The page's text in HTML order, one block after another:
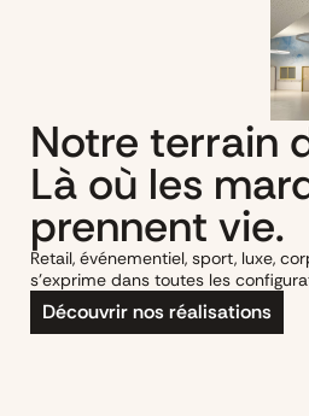
Notre terrain
Là où les
prennent vie.
Retail, événementiel, sport, luxe,
s'exprime dans toutes les
Découvrir nos réalisations